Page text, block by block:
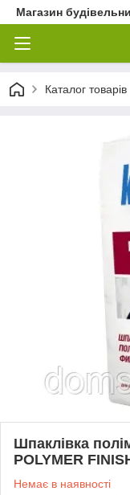
Магазин
Каталог товарів
Шпаклівка
POLYMER
Немає в наявності